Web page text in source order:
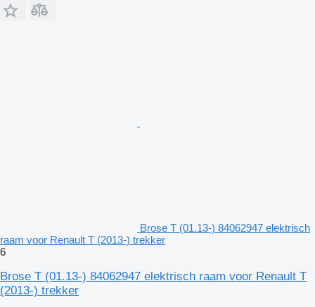
Brose T (01.13-) 84062947 elektrisch
raam voor Renault T (2013-) trekker
6
Brose T (01.13-) 84062947 elektrisch raam voor Renault T
(2013-) trekker